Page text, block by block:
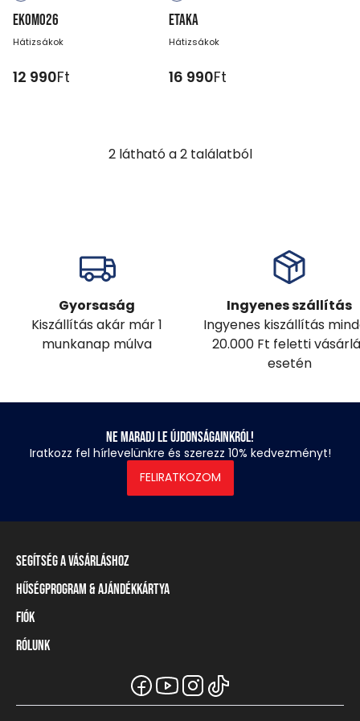
EKOMO26
Hátizsákok
12 990Ft
ETAKA
Hátizsákok
16 990Ft
2látható a2találatból
Gyorsaság
Kiszállítás akár már 1
munkanap múlva
Ingyenes szállítás
Ingyenes kiszállítás
20.000 Ft feletti
esetén
Ne maradj le újdonságainkról!
Iratkozz fel hírlevelünkre és szerezz 10% kedvezményt!
FELIRATKOZOM
Segítség a vásárláshoz
Szállítási információ
Fizetési módok
Mérettáblázat
Üzleteink és viszonteladók
Gyakori kérdések (GYIK)
Hűségprogram & Ajándékkártya
Törzsvásárlói program
Ajándékkártya
Fiók
Belépés / Regisztráció
Rólunk
A Heavy Tools márka
Viszonteladói információ